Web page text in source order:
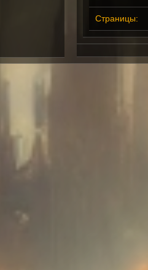
Страницы: